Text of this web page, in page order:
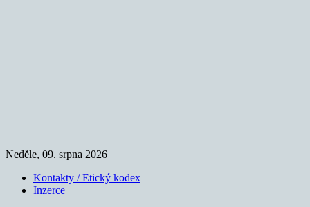
Neděle, 09. srpna 2026
Kontakty / Etický kodex
Inzerce